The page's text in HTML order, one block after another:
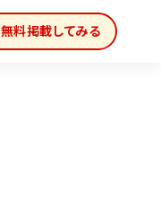
無料掲載してみる